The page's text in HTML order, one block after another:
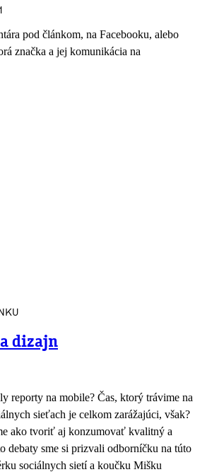
pod článkom, na Facebooku, alebo
značka a jej komunikácia na
dizajn
reporty na mobile? Čas, ktorý trávime na
sieťach je celkom zarážajúci, však?
ako tvoriť aj konzumovať kvalitný a
debaty sme si prizvali odborníčku na túto
sociálnych sietí a koučku Mišku